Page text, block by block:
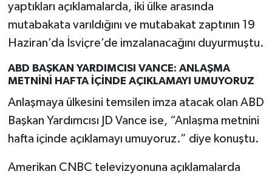
yaptıkları açıklamalarda, iki ülke arasında
mutabakata varıldığını ve mutabakat zaptının 19
Haziran’da İsviçre’de imzalanacağını duyurmuştu.
ABD BAŞKAN YARDIMCISI VANCE: ANLAŞMA
METNİNİ HAFTA İÇİNDE AÇIKLAMAYI UMUYORUZ
Anlaşmaya ülkesini temsilen imza atacak olan ABD
Başkan Yardımcısı JD Vance ise, “Anlaşma metnini
hafta içinde açıklamayı umuyoruz.” diye konuştu.
Amerikan CNBC televizyonuna açıklamalarda